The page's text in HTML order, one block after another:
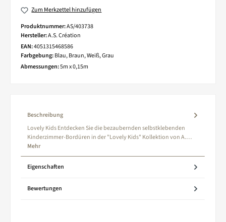
Zum Merkzettel hinzufügen
Produktnummer:AS/403738
Hersteller:A.S. Création
EAN:4051315468586
Farbgebung:Blau, Braun, Weiß, Grau
Abmessungen:5m x 0,15m
Beschreibung
Lovely Kids Entdecken Sie die bezaubernden selbstklebenden
Kinderzimmer-Bordüren in der "Lovely Kids" Kollektion von A.…
Mehr
Eigenschaften
Bewertungen